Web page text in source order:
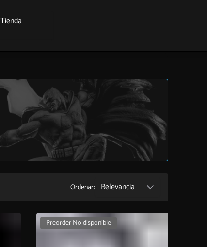
Tienda
Ordenar: Relevancia
Preorder No disponible